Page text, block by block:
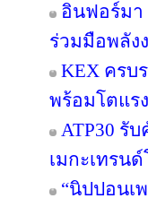
อินฟอร์มา
ร่วมมือพลัง
KEX ครบ
พร้อมโตแร
ATP30 รั
เมกะเทรนด์
“นิปปอนเ